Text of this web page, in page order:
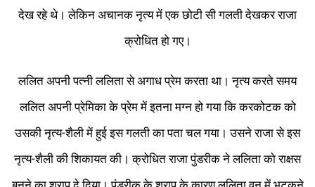
देख रहे थे। लेकिन अचानक नृत्य में एक छोटी सी गलती देखकर राजा
क्रोधित हो गए।
ललित अपनी पत्नी ललिता से अगाध प्रेम करता था। नृत्य करते समय
ललित अपनी प्रेमिका के प्रेम में इतना मग्न हो गया कि करकोटक को
उसकी नृत्य-शैली में हुई इस गलती का पता चल गया। उसने राजा से इस
नृत्य-शैली की शिकायत की। क्रोधित राजा पुंडरीक ने ललिता को राक्षस